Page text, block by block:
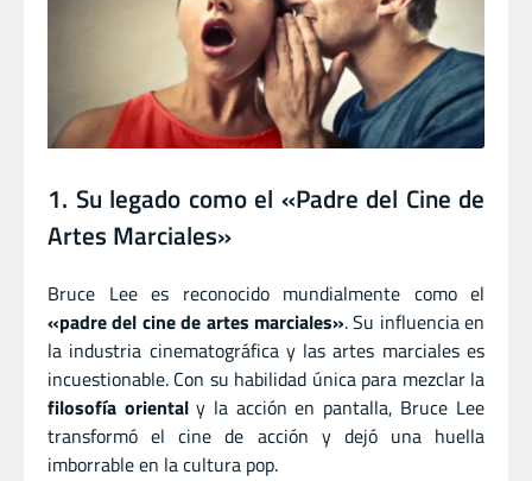
1. Su legado como el «Padre del Cine de
Artes Marciales»
Bruce Lee es reconocido mundialmente como el
«padre del cine de artes marciales». Su influencia en
la industria cinematográfica y las artes marciales es
incuestionable. Con su habilidad única para mezclar la
filosofía orientaly la acción en pantalla, Bruce Lee
transformó el cine de acción y dejó una huella
imborrable en la cultura pop.